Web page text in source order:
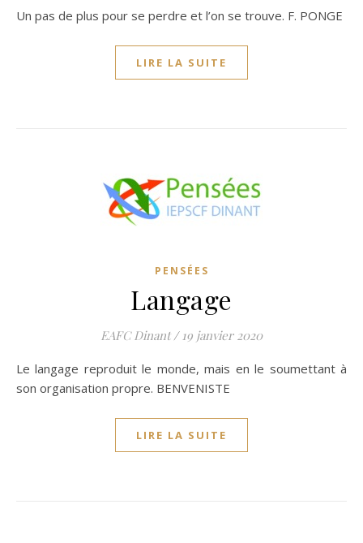
Un pas de plus pour se perdre et l’on se trouve. F. PONGE
LIRE LA SUITE
PENSÉES
Langage
EAFC Dinant / 19 janvier 2020
Le langage reproduit le monde, mais en le soumettant à
son organisation propre. BENVENISTE
LIRE LA SUITE